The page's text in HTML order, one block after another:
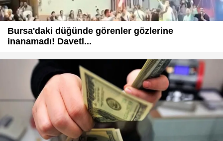
Bursa'daki düğünde görenler gözlerine
inanamadı! Davetl...